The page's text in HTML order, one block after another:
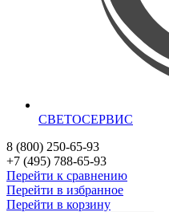
СВЕТОСЕРВИС
8 (800) 250-65-93
+7 (495) 788-65-93
Перейти к сравнению
Перейти в избранное
Перейти в корзину